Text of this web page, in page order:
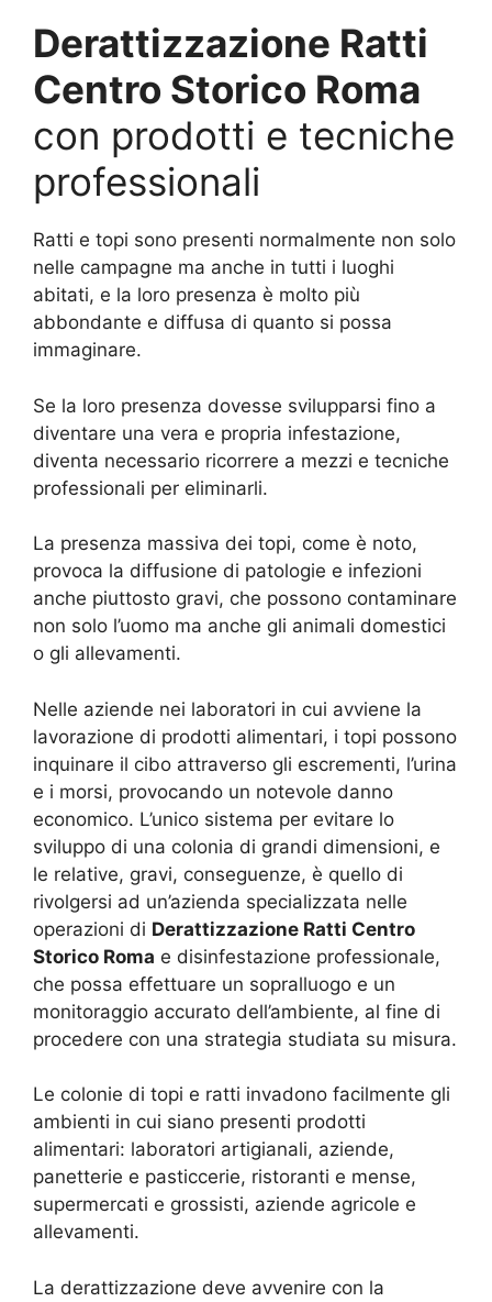
Derattizzazione Ratti
Centro Storico Roma
con prodotti e tecniche
professionali
Ratti e topi sono presenti normalmente non solo
nelle campagne ma anche in tutti i luoghi
abitati, e la loro presenza è molto più
abbondante e diffusa di quanto si possa
immaginare.
Se la loro presenza dovesse svilupparsi fino a
diventare una vera e propria infestazione,
diventa necessario ricorrere a mezzi e tecniche
professionali per eliminarli.
La presenza massiva dei topi, come è noto,
provoca la diffusione di patologie e infezioni
anche piuttosto gravi, che possono contaminare
non solo l’uomo ma anche gli animali domestici
o gli allevamenti.
Nelle aziende nei laboratori in cui avviene la
lavorazione di prodotti alimentari, i topi possono
inquinare il cibo attraverso gli escrementi, l’urina
e i morsi, provocando un notevole danno
economico. L’unico sistema per evitare lo
sviluppo di una colonia di grandi dimensioni, e
le relative, gravi, conseguenze, è quello di
rivolgersi ad un’azienda specializzata nelle
operazioni di Derattizzazione Ratti Centro
Storico Roma e disinfestazione professionale,
che possa effettuare un sopralluogo e un
monitoraggio accurato dell’ambiente, al fine di
procedere con una strategia studiata su misura.
Le colonie di topi e ratti invadono facilmente gli
ambienti in cui siano presenti prodotti
alimentari: laboratori artigianali, aziende,
panetterie e pasticcerie, ristoranti e mense,
supermercati e grossisti, aziende agricole e
allevamenti.
La derattizzazione deve avvenire con la